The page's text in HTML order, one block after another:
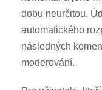
dobu neurčitou.
automatického
následných
moderování.